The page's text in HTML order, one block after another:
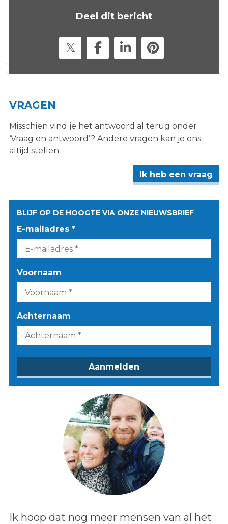
Deel dit bericht
VRAGEN
Misschien vind je het antwoord al terug onder
‘Vraag en antwoord’? Andere vragen kan je ons
altijd stellen.
Ik heb een vraag
BLIJF OP DE HOOGTE VIA ONZE NIEUWSBRIEF
E-mailadres *
Voornaam
Achternaam
Lees het bericht:
Ik hoop dat nog meer mensen van al het